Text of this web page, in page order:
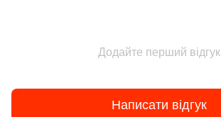
Додайте перший відгук
Написати відгук